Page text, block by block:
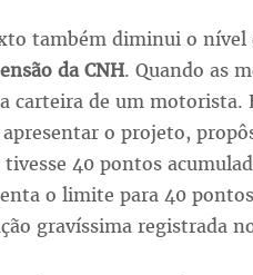
também diminui o nível
da CNH. Quando as
carteira de um motorista.
o projeto,
40 pontos
o limite para 40
gravíssima registrada